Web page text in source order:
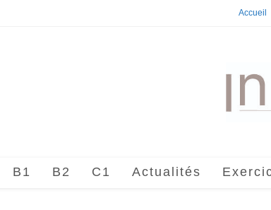
Accueil
B1 B2 C1 Actualités